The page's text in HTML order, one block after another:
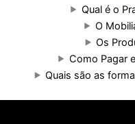
Qual é o
O
Os
Como Pagar
Quais são as